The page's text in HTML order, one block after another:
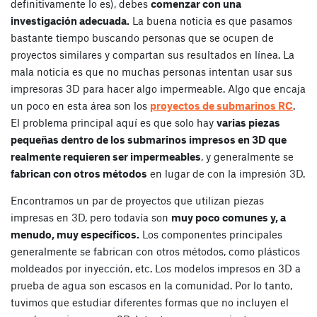
definitivamente lo es), debes comenzar con una
investigación adecuada. La buena noticia es que pasamos
bastante tiempo buscando personas que se ocupen de
proyectos similares y compartan sus resultados en línea. La
mala noticia es que no muchas personas intentan usar sus
impresoras 3D para hacer algo impermeable. Algo que encaja
un poco en esta área son los proyectos de submarinos RC.
El problema principal aquí es que solo hay varias piezas
pequeñas dentro de los submarinos impresos en 3D que
realmente requieren ser impermeables, y generalmente se
fabrican con otros métodos en lugar de con la impresión 3D.
Encontramos un par de proyectos que utilizan piezas
impresas en 3D, pero todavía son muy poco comunes y, a
menudo, muy específicos. Los componentes principales
generalmente se fabrican con otros métodos, como plásticos
moldeados por inyección, etc. Los modelos impresos en 3D a
prueba de agua son escasos en la comunidad. Por lo tanto,
tuvimos que estudiar diferentes formas que no incluyen el